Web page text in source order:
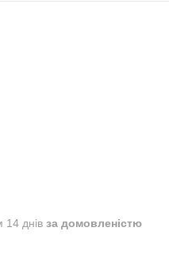
14 днів за домовленістю